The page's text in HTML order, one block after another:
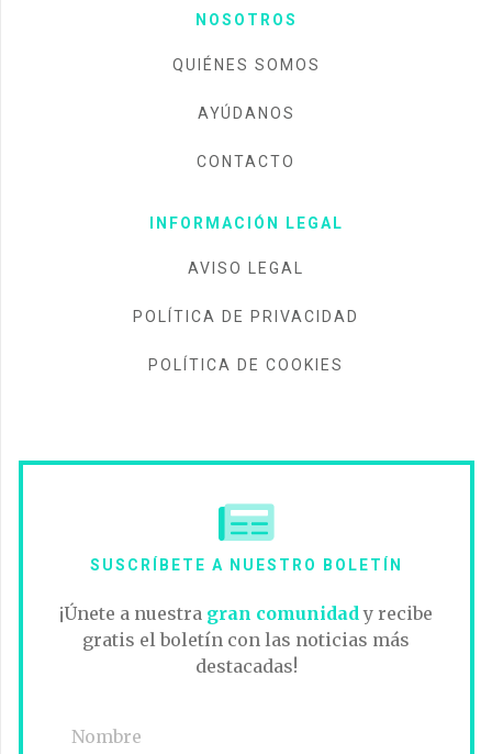
NOSOTROS
QUIÉNES SOMOS
AYÚDANOS
CONTACTO
INFORMACIÓN LEGAL
AVISO LEGAL
POLÍTICA DE PRIVACIDAD
POLÍTICA DE COOKIES
SUSCRÍBETE A NUESTRO BOLETÍN
¡Únete a nuestra gran comunidad y recibe
gratis el boletín con las noticias más
destacadas!